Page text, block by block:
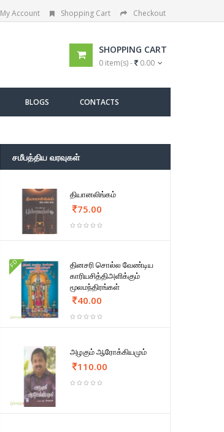
My Account Shopping Cart Checkout
SHOPPING CART
0 item(s) - 0.00
BLOGS CONTACTS
சமீபத்திய வரவுகள்
தியானலிங்கம்
75.00
FD
தினசரி சொல்ல வேண்டிய
காரியசித்திஅளிக்கும்
மூலமந்திரங்கள்
40.00
அழகும் ஆரோக்கியமும்
110.00